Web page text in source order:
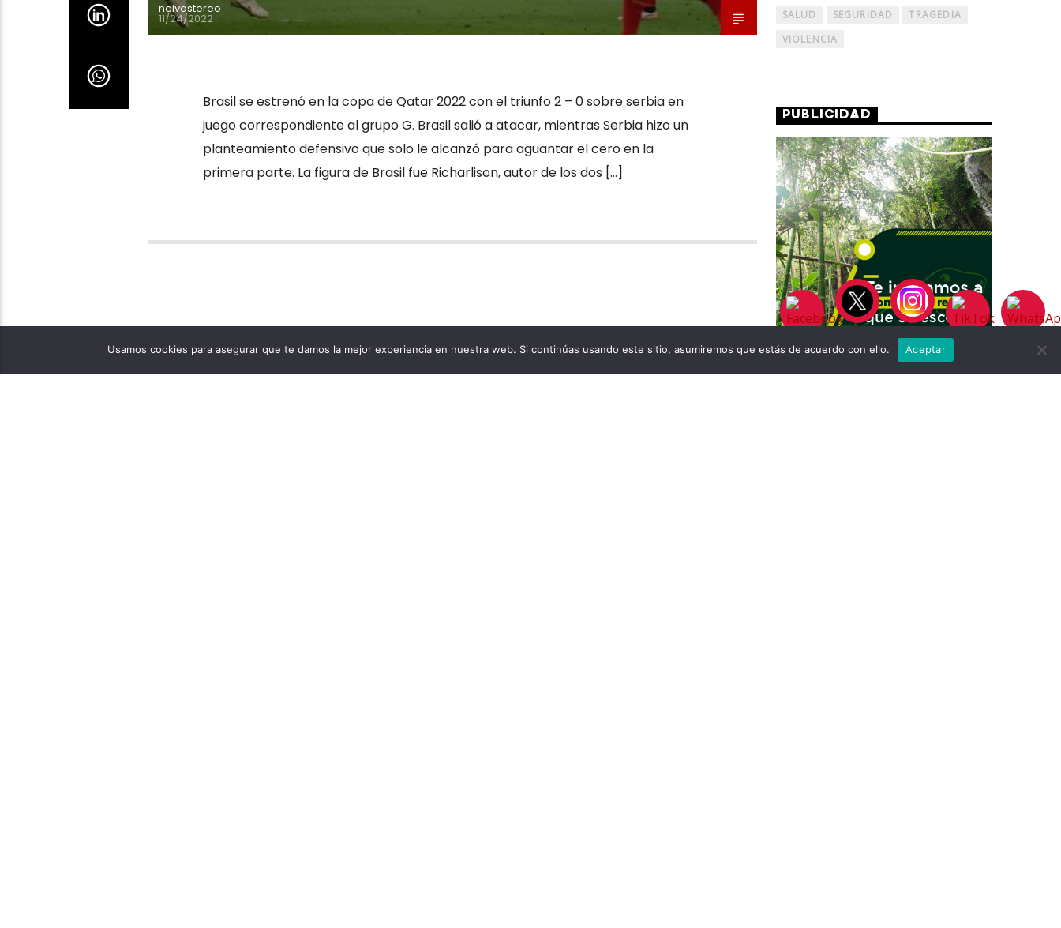
neivastereo
11/24/2022
Brasil se estrenó en la copa de Qatar 2022 con el triunfo 2 – 0 sobre serbia en
juego correspondiente al grupo G. Brasil salió a atacar, mientras Serbia hizo un
planteamiento defensivo que solo le alcanzó para aguantar el cero en la
primera parte. La figura de Brasil fue Richarlison, autor de los dos […]
SALUD
SEGURIDAD
TRAGEDIA
VIOLENCIA
PUBLICIDAD
Usamos cookies para asegurar que te damos la mejor experiencia en nuestra web. Si continúas usando este sitio, asumiremos que estás de acuerdo con ello. Aceptar